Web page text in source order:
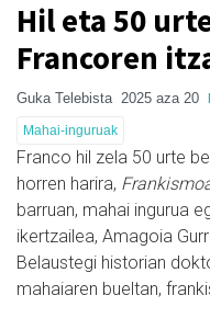
Hil eta 50
Francoren
Guka Telebista 2025 aza 20
Mahai-inguruak
Franco hil zela 50 urte
horren harira,
barruan, mahai ingurua
ikertzailea, Amagoia
Belaustegi historian
mahaiaren bueltan,